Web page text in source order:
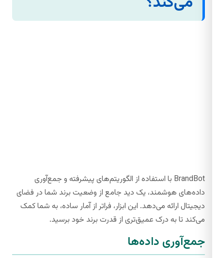
BrandBot با استفاده از الگوریتم‌های پیشرفته و جمع‌آوری
داده‌های هوشمند، یک دید جامع از وضعیت برند شما در فضای
دیجیتال ارائه می‌دهد. این ابزار، فراتر از آمار ساده، به شما کمک
می‌کند تا به درک عمیق‌تری از قدرت برند خود برسید.
جمع‌آوری داده‌ها